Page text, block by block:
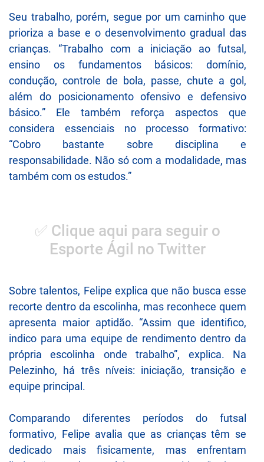
Seu trabalho, porém, segue por um caminho que
prioriza a base e o desenvolvimento gradual das
crianças. “Trabalho com a iniciação ao futsal,
ensino os fundamentos básicos: domínio,
condução, controle de bola, passe, chute a gol,
além do posicionamento ofensivo e defensivo
básico.” Ele também reforça aspectos que
considera essenciais no processo formativo:
“Cobro bastante sobre disciplina e
responsabilidade. Não só com a modalidade, mas
também com os estudos.”
✅ Clique aqui para seguir o
Esporte Ágil no Twitter
Sobre talentos, Felipe explica que não busca esse
recorte dentro da escolinha, mas reconhece quem
apresenta maior aptidão. “Assim que identifico,
indico para uma equipe de rendimento dentro da
própria escolinha onde trabalho”, explica. Na
Pelezinho, há três níveis: iniciação, transição e
equipe principal.
Comparando diferentes períodos do futsal
formativo, Felipe avalia que as crianças têm se
dedicado mais fisicamente, mas enfrentam